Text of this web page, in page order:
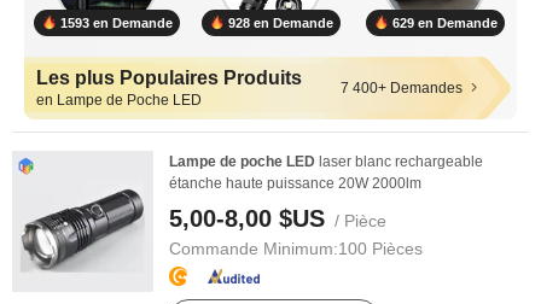
1593 en Demande 928 en Demande 629 en Demande
Les plus Populaires Produits
en Lampe de Poche LED
7 400+ Demandes
Lampe de poche LED laser blanc rechargeable
étanche haute puissance 20W 2000lm
5,00-8,00 $US / Pièce
Commande Minimum:100 Pièces